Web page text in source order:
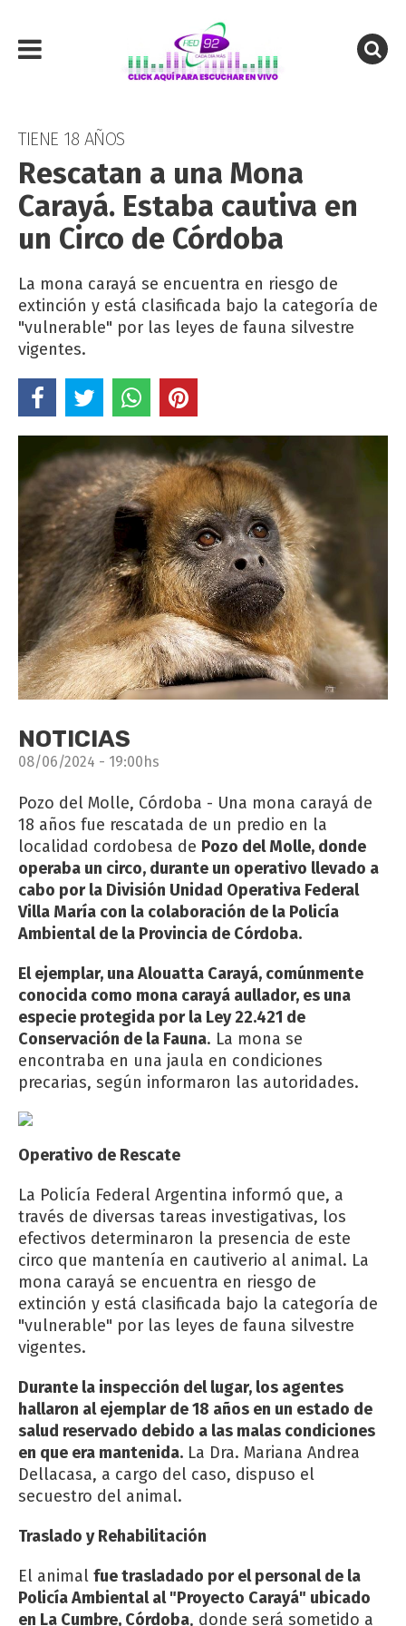
TIENE 18 AÑOS
Rescatan a una Mona
Carayá. Estaba cautiva en
un Circo de Córdoba
La mona carayá se encuentra en riesgo de
extinción y está clasificada bajo la categoría de
"vulnerable" por las leyes de fauna silvestre
vigentes.
NOTICIAS
08/06/2024 - 19:00hs
Pozo del Molle, Córdoba - Una mona carayá de
18 años fue rescatada de un predio en la
localidad cordobesa de Pozo del Molle, donde
operaba un circo, durante un operativo llevado a
cabo por la División Unidad Operativa Federal
Villa María con la colaboración de la Policía
Ambiental de la Provincia de Córdoba.
El ejemplar, una Alouatta Carayá, comúnmente
conocida como mona carayá aullador, es una
especie protegida por la Ley 22.421 de
Conservación de la Fauna. La mona se
encontraba en una jaula en condiciones
precarias, según informaron las autoridades.
Operativo de Rescate
La Policía Federal Argentina informó que, a
través de diversas tareas investigativas, los
efectivos determinaron la presencia de este
circo que mantenía en cautiverio al animal. La
mona carayá se encuentra en riesgo de
extinción y está clasificada bajo la categoría de
"vulnerable" por las leyes de fauna silvestre
vigentes.
Durante la inspección del lugar, los agentes
hallaron al ejemplar de 18 años en un estado de
salud reservado debido a las malas condiciones
en que era mantenida. La Dra. Mariana Andrea
Dellacasa, a cargo del caso, dispuso el
secuestro del animal.
Traslado y Rehabilitación
El animal fue trasladado por el personal de la
Policía Ambiental al "Proyecto Carayá" ubicado
en La Cumbre, Córdoba, donde será sometido a